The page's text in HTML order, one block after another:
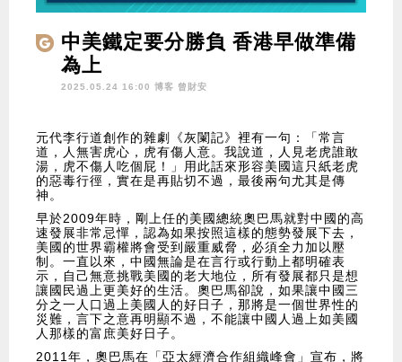
中美鐵定要分勝負 香港早做準備
為上
2025.05.24 16:00 博客 曾財安
元代李行道創作的雜劇《灰闌記》裡有一句：「常言
道，人無害虎心，虎有傷人意。我說道，人見老虎誰敢
湯，虎不傷人吃個屁！」用此話來形容美國這只紙老虎
的惡毒行徑，實在是再貼切不過，最後兩句尤其是傳
神。
早於2009年時，剛上任的美國總統奧巴馬就對中國的高
速發展非常忌憚，認為如果按照這樣的態勢發展下去，
美國的世界霸權將會受到嚴重威脅，必須全力加以壓
制。一直以來，中國無論是在言行或行動上都明確表
示，自己無意挑戰美國的老大地位，所有發展都只是想
讓國民過上更美好的生活。奧巴馬卻說，如果讓中國三
分之一人口過上美國人的好日子，那將是一個世界性的
災難，言下之意再明顯不過，不能讓中國人過上如美國
人那樣的富庶美好日子。
2011年，奧巴馬在「亞太經濟合作組織峰會」宣布，將